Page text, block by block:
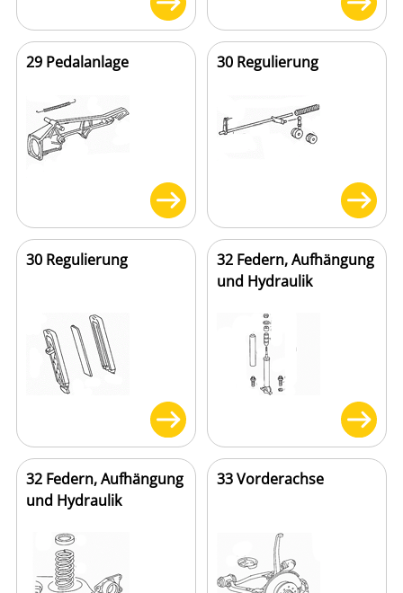
29 Pedalanlage 30 Regulierung
30 Regulierung
32 Federn, Aufhängung
und Hydraulik
32 Federn, Aufhängung
und Hydraulik
33 Vorderachse